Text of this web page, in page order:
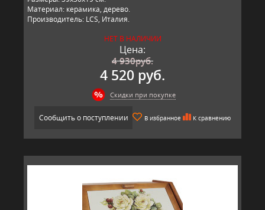
Материал: керамика, дерево.
Производитель: LCS, Италия.
НЕТ В НАЛИЧИИ
Цена:
4 930руб.
4 520 руб.
Скидки при покупке
Сообщить о поступлении В избранное К сравнению